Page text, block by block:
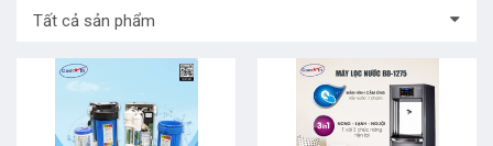
Tất cả sản phẩm